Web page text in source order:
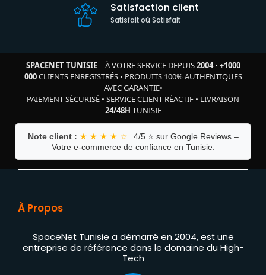
Satisfaction client
Satisfait où Satisfait
SPACENET TUNISIE– À VOTRE SERVICE DEPUIS2004• +1000
000CLIENTS ENREGISTRÉS• PRODUITS 100% AUTHENTIQUES
AVEC GARANTIE•
PAIEMENT SÉCURISÉ • SERVICE CLIENT RÉACTIF • LIVRAISON
24/48H TUNISIE
Note client : ★ ★ ★ ★ ☆
4/5 ⭐ sur Google Reviews –
Votre e-commerce de confiance en Tunisie.
À Propos
SpaceNet Tunisie a démarré en 2004, est une
entreprise de référence dans le domaine du High-
Tech